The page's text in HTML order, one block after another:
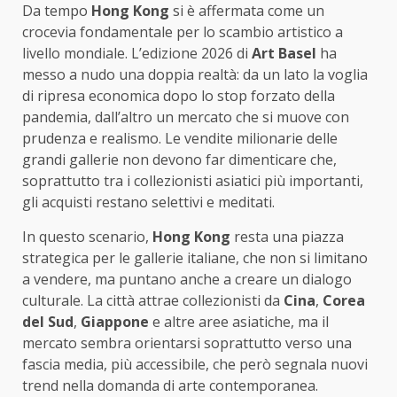
Da tempo Hong Kong si è affermata come un
crocevia fondamentale per lo scambio artistico a
livello mondiale. L’edizione 2026 di Art Basel ha
messo a nudo una doppia realtà: da un lato la voglia
di ripresa economica dopo lo stop forzato della
pandemia, dall’altro un mercato che si muove con
prudenza e realismo. Le vendite milionarie delle
grandi gallerie non devono far dimenticare che,
soprattutto tra i collezionisti asiatici più importanti,
gli acquisti restano selettivi e meditati.
In questo scenario, Hong Kong resta una piazza
strategica per le gallerie italiane, che non si limitano
a vendere, ma puntano anche a creare un dialogo
culturale. La città attrae collezionisti da Cina, Corea
del Sud, Giappone e altre aree asiatiche, ma il
mercato sembra orientarsi soprattutto verso una
fascia media, più accessibile, che però segnala nuovi
trend nella domanda di arte contemporanea.